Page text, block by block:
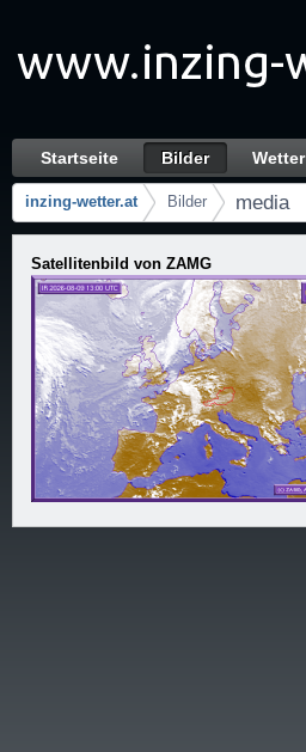
media - Bilder
Navegación
Startseite Bilder Wetter
Camino de migas
inzing-wetter.at Bilder media
Satellitenbild von ZAMG